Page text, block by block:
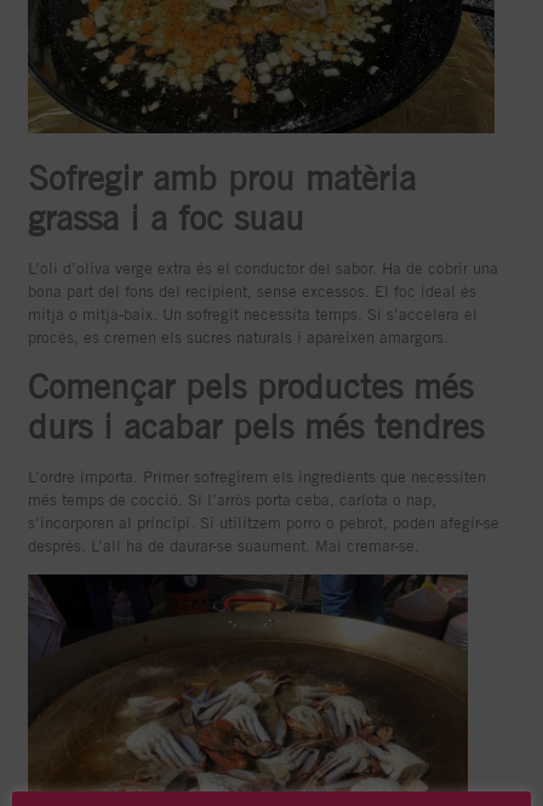
Sofregir amb prou matèria
grassa i a foc suau
L’oli d’oliva verge extra és el conductor del sabor. Ha de cobrir una
bona part del fons del recipient, sense excessos. El foc ideal és
mitjà o mitjà-baix. Un sofregit necessita temps. Si s’accelera el
procés, es cremen els sucres naturals i apareixen amargors.
Començar pels productes més
durs i acabar pels més tendres
L’ordre importa. Primer sofregirem els ingredients que necessiten
més temps de cocció. Si l’arròs porta ceba, carlota o nap,
s’incorporen al principi. Si utilitzem porro o pebrot, poden afegir-se
després. L’all ha de daurar-se suaument. Mai cremar-se.